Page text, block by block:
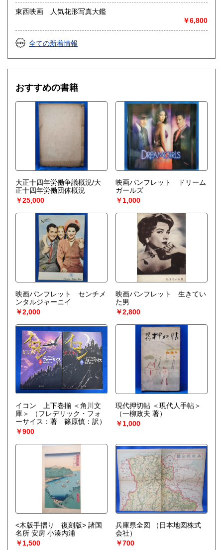
東西映画 人気花形写真大鑑
￥6,800
全ての新着情報
おすすめの書籍
大正十四年労働争議概況/大
正十四年労働団体概況
￥25,000
映画パンフレット ドリーム
ガールズ
￥1,000
映画パンフレット センチメ
ンタルジャーニイ
￥2,000
映画パンフレット 生きてい
た男
￥2,800
イコン 上下巻揃 ＜角川文
庫＞
（フレデリック・フォ
ーサイス：著 篠原慎：訳）
￥900
現代押切帖 ＜現代人手帖＞
（一柳政夫 著）
￥1,000
<木版手摺り 復刻版> 諸国
名所 安房 小湊内浦
￥1,500
兵庫県全図
（日本地図株式
会社）
￥700